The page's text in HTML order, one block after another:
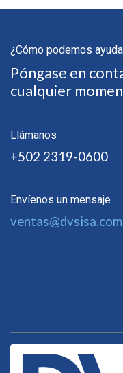
¿Cómo podemos
Póngase en
cualquier
Llámanos
+502 2319-0600
Envíenos un mensaje
ventas@dvsisa.com